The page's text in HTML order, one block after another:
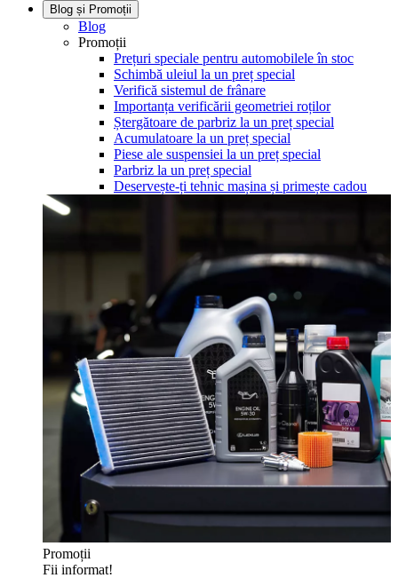
Blog și Promoții
Blog
Promoții
Prețuri speciale pentru automobilele în stoc
Schimbă uleiul la un preț special
Verifică sistemul de frânare
Importanța verificării geometriei roților
Ștergătoare de parbriz la un preț special
Acumulatoare la un preț special
Piese ale suspensiei la un preț special
Parbriz la un preț special
Deservește-ți tehnic mașina și primește cadou
Promoții
Fii informat!